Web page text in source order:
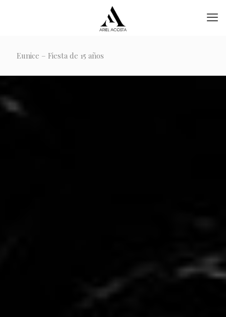
Eunice – Fiesta de 15 años